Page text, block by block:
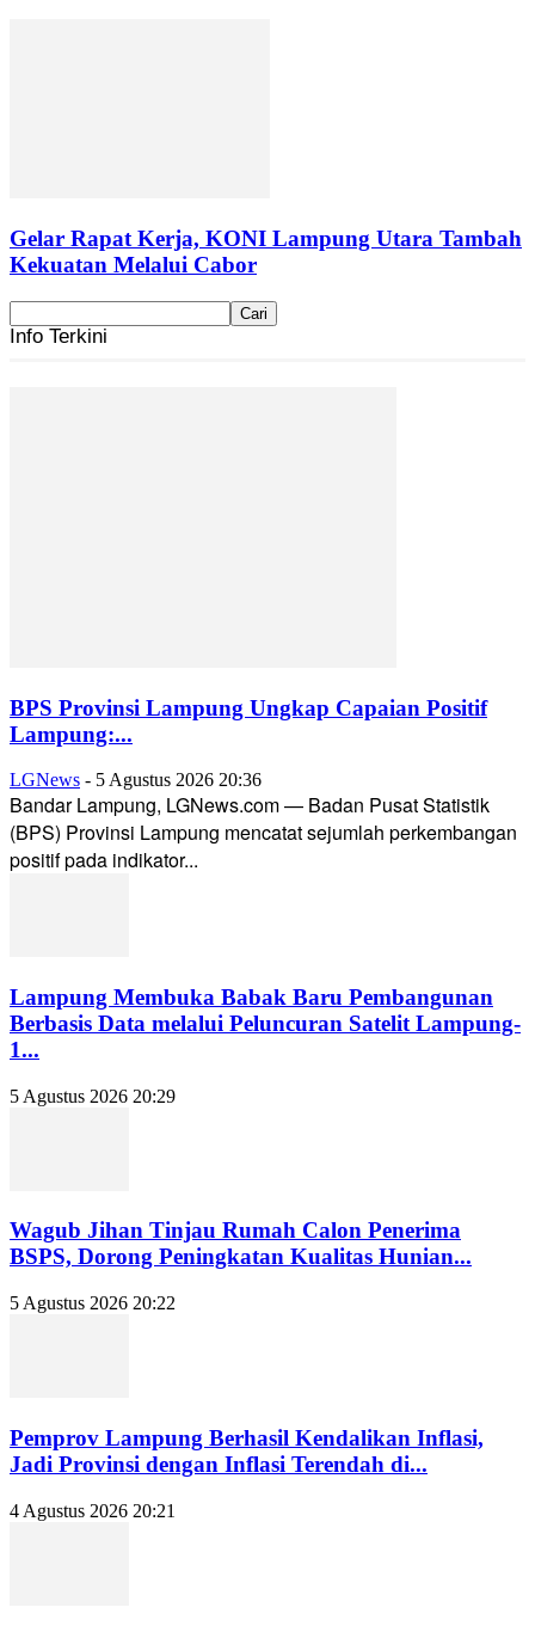
Gelar Rapat Kerja, KONI Lampung Utara Tambah
Kekuatan Melalui Cabor
Info Terkini
BPS Provinsi Lampung Ungkap Capaian Positif
Lampung:...
LGNews - 5 Agustus 2026 20:36
Bandar Lampung, LGNews.com — Badan Pusat Statistik
(BPS) Provinsi Lampung mencatat sejumlah perkembangan
positif pada indikator...
Lampung Membuka Babak Baru Pembangunan
Berbasis Data melalui Peluncuran Satelit Lampung-
1...
5 Agustus 2026 20:29
Wagub Jihan Tinjau Rumah Calon Penerima
BSPS, Dorong Peningkatan Kualitas Hunian...
5 Agustus 2026 20:22
Pemprov Lampung Berhasil Kendalikan Inflasi,
Jadi Provinsi dengan Inflasi Terendah di...
4 Agustus 2026 20:21